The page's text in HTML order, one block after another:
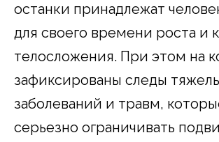
останки принадлежат
для своего времени роста и
телосложения. При этом на
зафиксированы следы
заболеваний и травм,
серьезно ограничивать